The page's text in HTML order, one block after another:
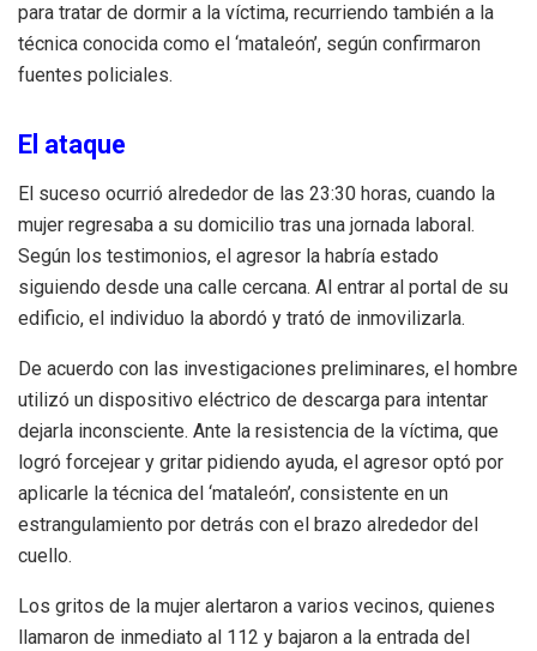
para tratar de dormir a la víctima, recurriendo también a la
técnica conocida como el ‘mataleón’, según confirmaron
fuentes policiales.
El ataque
El suceso ocurrió alrededor de las 23:30 horas, cuando la
mujer regresaba a su domicilio tras una jornada laboral.
Según los testimonios, el agresor la habría estado
siguiendo desde una calle cercana. Al entrar al portal de su
edificio, el individuo la abordó y trató de inmovilizarla.
De acuerdo con las investigaciones preliminares, el hombre
utilizó un dispositivo eléctrico de descarga para intentar
dejarla inconsciente. Ante la resistencia de la víctima, que
logró forcejear y gritar pidiendo ayuda, el agresor optó por
aplicarle la técnica del ‘mataleón’, consistente en un
estrangulamiento por detrás con el brazo alrededor del
cuello.
Los gritos de la mujer alertaron a varios vecinos, quienes
llamaron de inmediato al 112 y bajaron a la entrada del